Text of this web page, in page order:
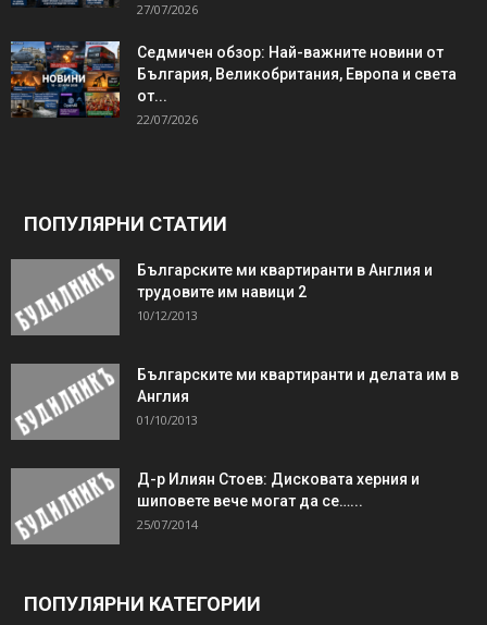
27/07/2026
Седмичен обзор: Най-важните новини от
България, Великобритания, Европа и света
от...
22/07/2026
ПОПУЛЯРНИ СТАТИИ
Българските ми квартиранти в Англия и
трудовите им навици 2
10/12/2013
Българските ми квартиранти и делата им в
Англия
01/10/2013
Д-р Илиян Стоев: Дисковата херния и
шиповете вече могат да се…...
25/07/2014
ПОПУЛЯРНИ КАТЕГОРИИ